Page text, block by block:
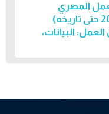
المصري
البيانات،